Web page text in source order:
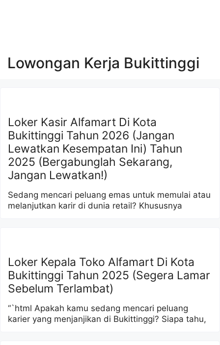
Lowongan Kerja Bukittinggi
Loker Kasir Alfamart Di Kota
Bukittinggi Tahun 2026 (Jangan
Lewatkan Kesempatan Ini) Tahun
2025 (Bergabunglah Sekarang,
Jangan Lewatkan!)
Sedang mencari peluang emas untuk memulai atau
melanjutkan karir di dunia retail? Khususnya
Loker Kepala Toko Alfamart Di Kota
Bukittinggi Tahun 2025 (Segera Lamar
Sebelum Terlambat)
“`html Apakah kamu sedang mencari peluang
karier yang menjanjikan di Bukittinggi? Siapa tahu,